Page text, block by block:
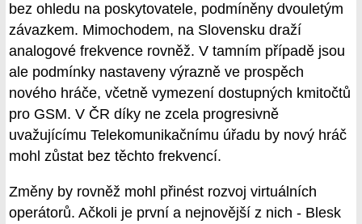
bez ohledu na poskytovatele, podmíněny dvouletým
závazkem. Mimochodem, na Slovensku draží
analogové frekvence rovněž. V tamním případě jsou
ale podmínky nastaveny výrazně ve prospěch
nového hráče, včetně vymezení dostupných kmitočtů
pro GSM. V ČR díky ne zcela progresivně
uvažujícímu Telekomunikačnímu úřadu by nový hráč
mohl zůstat bez těchto frekvencí.
Změny by rovněž mohl přinést rozvoj virtuálních
operátorů. Ačkoli je první a nejnovější z nich - Blesk